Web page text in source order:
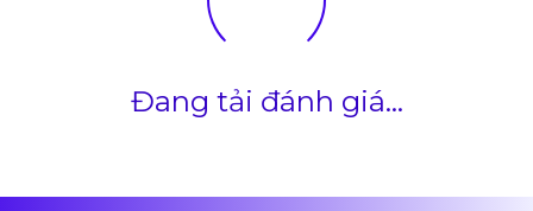
Đang tải đánh giá...